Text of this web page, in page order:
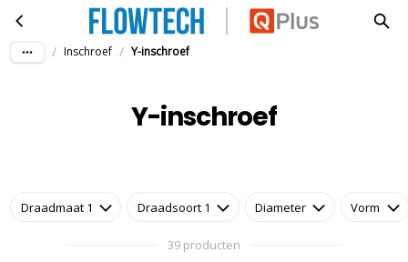
Ga naar hoofdinhoud Y-inschroef
/ Inschroef / Y-inschroef
Y-inschroef
Draadmaat 1 Draadsoort 1 Diameter Vorm
39 producten